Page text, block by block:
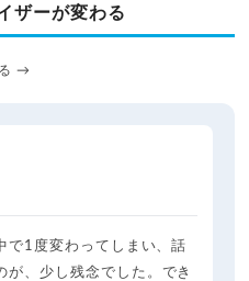
ザーが変わる
→
で1度変わってしまい、話
、少し残念でした。でき